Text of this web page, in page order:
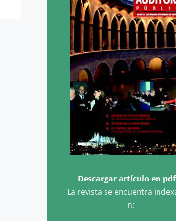
Descargar artículo en
La revista se encuentra
n: